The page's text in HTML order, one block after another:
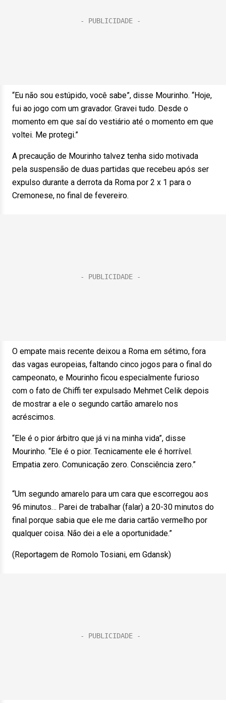
“Eu não sou estúpido, você sabe”, disse Mourinho. “Hoje,
fui ao jogo com um gravador. Gravei tudo. Desde o
momento em que saí do vestiário até o momento em que
voltei. Me protegi.”
A precaução de Mourinho talvez tenha sido motivada
pela suspensão de duas partidas que recebeu após ser
expulso durante a derrota da Roma por 2 x 1 para o
Cremonese, no final de fevereiro.
O empate mais recente deixou a Roma em sétimo, fora
das vagas europeias, faltando cinco jogos para o final do
campeonato, e Mourinho ficou especialmente furioso
com o fato de Chiffi ter expulsado Mehmet Celik depois
de mostrar a ele o segundo cartão amarelo nos
acréscimos.
“Ele é o pior árbitro que já vi na minha vida”, disse
Mourinho. “Ele é o pior. Tecnicamente ele é horrível.
Empatia zero. Comunicação zero. Consciência zero.”
“Um segundo amarelo para um cara que escorregou aos
96 minutos… Parei de trabalhar (falar) a 20-30 minutos do
final porque sabia que ele me daria cartão vermelho por
qualquer coisa. Não dei a ele a oportunidade.”
(Reportagem de Romolo Tosiani, em Gdansk)